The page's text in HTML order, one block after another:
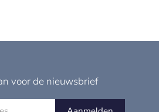
voor de nieuwsbrief